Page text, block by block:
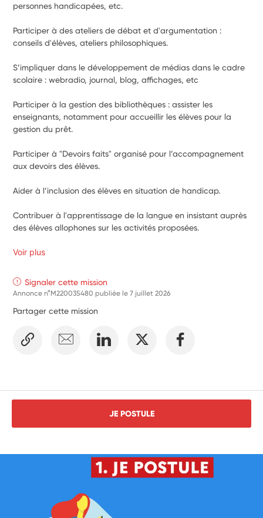
personnes handicapées, etc.
Participer à des ateliers de débat et d'argumentation :
conseils d'élèves, ateliers philosophiques.
S’impliquer dans le développement de médias dans le cadre
scolaire : webradio, journal, blog, affichages, etc
Participer à la gestion des bibliothèques : assister les
enseignants, notamment pour accueillir les élèves pour la
gestion du prêt.
Participer à "Devoirs faits" organisé pour l’accompagnement
aux devoirs des élèves.
Aider à l’inclusion des élèves en situation de handicap.
Contribuer à l'apprentissage de la langue en insistant auprès
des élèves allophones sur les activités proposées.
Voir plus
Signaler cette mission
Annonce n°M220035480 publiée le7 juillet 2026
Partager cette mission
JE POSTULE